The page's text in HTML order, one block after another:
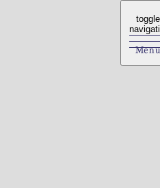
toggle
Menu
toggle
Menu